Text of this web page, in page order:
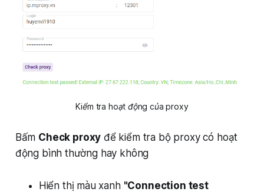
Kiểm tra hoạt động của proxy
Bấm Check proxy để kiểm tra bộ proxy có hoạt
động bình thường hay không
Hiển thị màu xanh "Connection test